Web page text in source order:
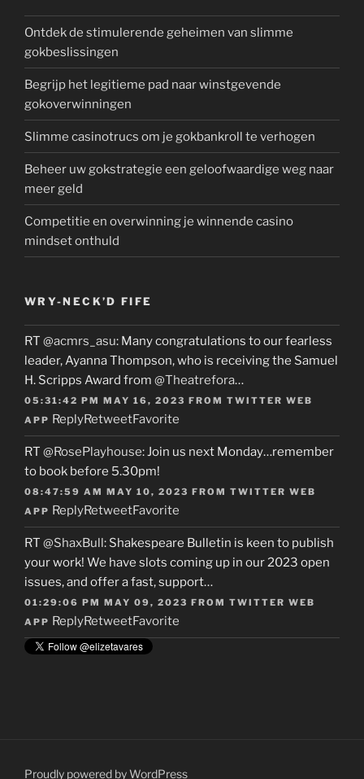
Ontdek de stimulerende geheimen van slimme
gokbeslissingen
Begrijp het legitieme pad naar winstgevende
gokoverwinningen
Slimme casinotrucs om je gokbankroll te verhogen
Beheer uw gokstrategie een geloofwaardige weg naar
meer geld
Competitie en overwinning je winnende casino
mindset onthuld
WRY-NECK’D FIFE
RT @acmrs_asu: Many congratulations to our fearless
leader, Ayanna Thompson, who is receiving the Samuel
H. Scripps Award from @Theatrefora…
05:31:42 PM MAY 16, 2023 FROM TWITTER WEB
APP ReplyRetweetFavorite
RT @RosePlayhouse: Join us next Monday…remember
to book before 5.30pm!
08:47:59 AM MAY 10, 2023 FROM TWITTER WEB
APP ReplyRetweetFavorite
RT @ShaxBull: Shakespeare Bulletin is keen to publish
your work! We have slots coming up in our 2023 open
issues, and offer a fast, support…
01:29:06 PM MAY 09, 2023 FROM TWITTER WEB
APP ReplyRetweetFavorite
Proudly powered by WordPress